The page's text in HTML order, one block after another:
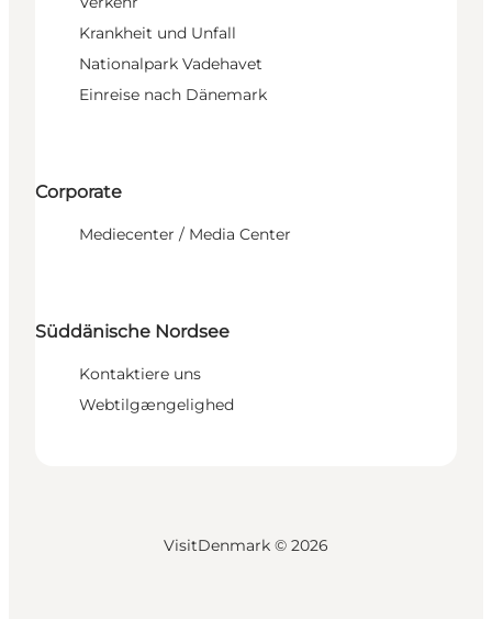
Krankheit und Unfall
Nationalpark Vadehavet
Einreise nach Dänemark
Corporate
Mediecenter / Media Center
Süddänische Nordsee
Kontaktiere uns
Webtilgængelighed
VisitDenmark © 2026